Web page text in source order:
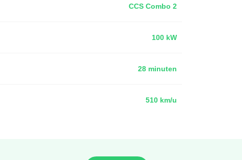
CCS Combo 2
100 kW
28 minuten
510 km/u